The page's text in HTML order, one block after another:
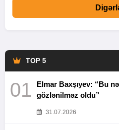
TOP 5
01
Elmar Baxşıyev: “Bu
gözlənilməz oldu”
31.07.2026